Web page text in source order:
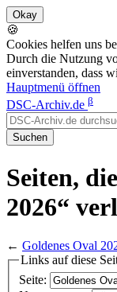
🍪
Cookies helfen uns
Durch die Nutzung
einverstanden, dass
Hauptmenü öffnen
DSC-Archiv.de β
Suchen
Seiten,
2026“
← Goldenes Oval
Links auf diese
Seite: